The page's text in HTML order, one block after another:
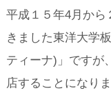
平成１５年4月から
きました東洋大学
ティーナ)」ですが
店することになりま